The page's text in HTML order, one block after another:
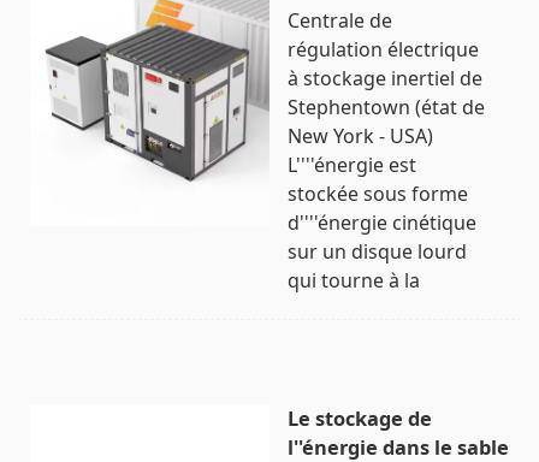
Centrale de
régulation électrique
à stockage inertiel de
Stephentown (état de
New York - USA)
L''''énergie est
stockée sous forme
d''''énergie cinétique
sur un disque lourd
qui tourne à la
Le stockage de
l''énergie dans le sable